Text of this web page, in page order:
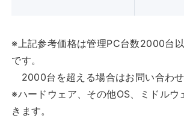
※上記参考価格は管理PC台数2000台
です。
2000台を超える場合はお問い合わせ
※ハードウェア、その他OS、ミドルウ
きます。